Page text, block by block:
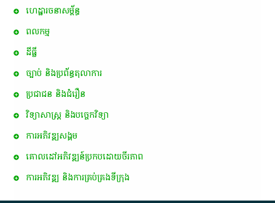
ហេដ្ឋារចនាសម្ព័ន្ធ
ពល​កម្ម
ដីធ្លី
ច្បាប់ និងប្រព័ន្ធតុលាការ
ប្រជាជន និងជំរឿន
វិទ្យាសាស្ត្រ និងបច្ចេកវិទ្យា
ការ​អភិវឌ្ឍ​សង្គម
គោលដៅ​អភិវឌ្ឍន៍​ប្រកបដោយ​ចីរភាព
ការអភិវឌ្ឍ និងការគ្រប់គ្រងទីក្រុង